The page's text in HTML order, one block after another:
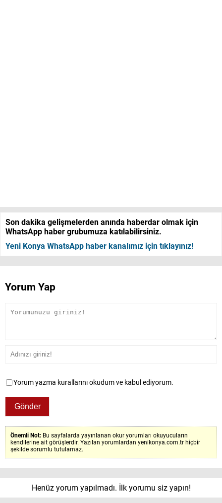
Son dakika gelişmelerden anında haberdar olmak için
WhatsApp haber grubumuza katılabilirsiniz.
Yeni Konya WhatsApp haber kanalımız için tıklayınız!
Yorum Yap
Yorum yazma kurallarını okudum ve kabul ediyorum.
Önemli Not: Bu sayfalarda yayınlanan okur yorumları okuyucuların
kendilerine ait görüşlerdir. Yazılan yorumlardan yenikonya.com.tr hiçbir
şekilde sorumlu tutulamaz.
Henüz yorum yapılmadı. İlk yorumu siz yapın!